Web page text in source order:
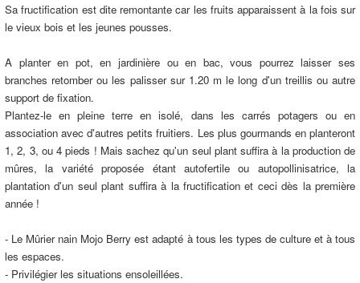
Sa fructification est dite remontante car les fruits apparaissent à la fois sur
le vieux bois et les jeunes pousses.
A planter en pot, en jardinière ou en bac, vous pourrez laisser ses
branches retomber ou les palisser sur 1.20 m le long d'un treillis ou autre
support de fixation.
Plantez-le en pleine terre en isolé, dans les carrés potagers ou en
association avec d'autres petits fruitiers. Les plus gourmands en planteront
1, 2, 3, ou 4 pieds ! Mais sachez qu'un seul plant suffira à la production de
mûres, la variété proposée étant autofertile ou autopollinisatrice, la
plantation d'un seul plant suffira à la fructification et ceci dès la première
année !
- Le Mûrier nain Mojo Berry est adapté à tous les types de culture et à tous
les espaces.
- Privilégier les situations ensoleillées.